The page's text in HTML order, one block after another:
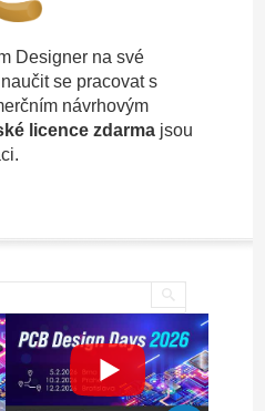
Designer na své
se pracovat s
návrhovým
licence zdarma jsou